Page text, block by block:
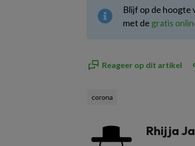
Blijf op de hoogte
met de gratis
Reageer op dit artikel
corona
Rhijja